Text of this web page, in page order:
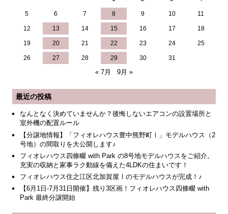
5 6 7 8 9 10 11
12 13 14 15 16 17 18
19 20 21 22 23 24 25
26 27 28 29 30 31
« 7月 9月 »
最近の投稿
なんとなく決めていませんか？後悔しないエアコンの設置場所と
室外機の配置ルール
【分譲地情報】「フィオレハウス豊中熊野町Ⅰ」モデルハウス（2
号地）の間取りを大公開します♪
フィオレハウス四條畷 with Park の8号地モデルハウスをご紹介。
充実の収納と家事ラク動線を備えた4LDKの住まいです！
フィオレハウス住之江区北加賀屋Ⅰのモデルハウスが完成！♪
【6月1日-7月31日開催】残り3区画！フィオレハウス四條畷 with
Park 最終分譲開始